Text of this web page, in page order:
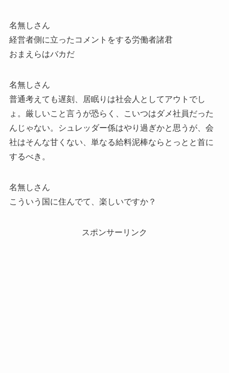
名無しさん
経営者側に立ったコメントをする労働者諸君
おまえらはバカだ
名無しさん
普通考えても遅刻、居眠りは社会人としてアウトでし
ょ。厳しいこと言うが恐らく、こいつはダメ社員だった
んじゃない。シュレッダー係はやり過ぎかと思うが、会
社はそんな甘くない、単なる給料泥棒ならとっとと首に
するべき。
名無しさん
こういう国に住んでて、楽しいですか？
スポンサーリンク